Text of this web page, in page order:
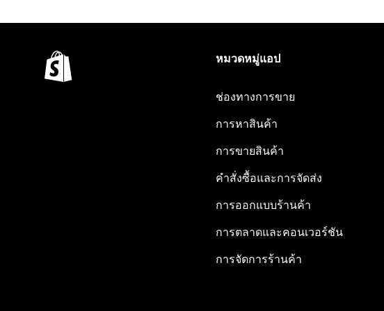
หมวดหมู่แอป
ช่องทางการขาย
การหาสินค้า
การขายสินค้า
คำสั่งซื้อและการจัดส่ง
การออกแบบร้านค้า
การตลาดและคอนเวอร์ชัน
การจัดการร้านค้า